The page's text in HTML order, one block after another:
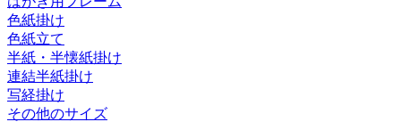
色紙掛け
色紙立て
半紙・半懐紙掛け
連結半紙掛け
写経掛け
その他のサイズ